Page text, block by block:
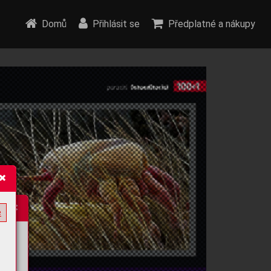
Domů Přihlásit se Předplatné a nákupy